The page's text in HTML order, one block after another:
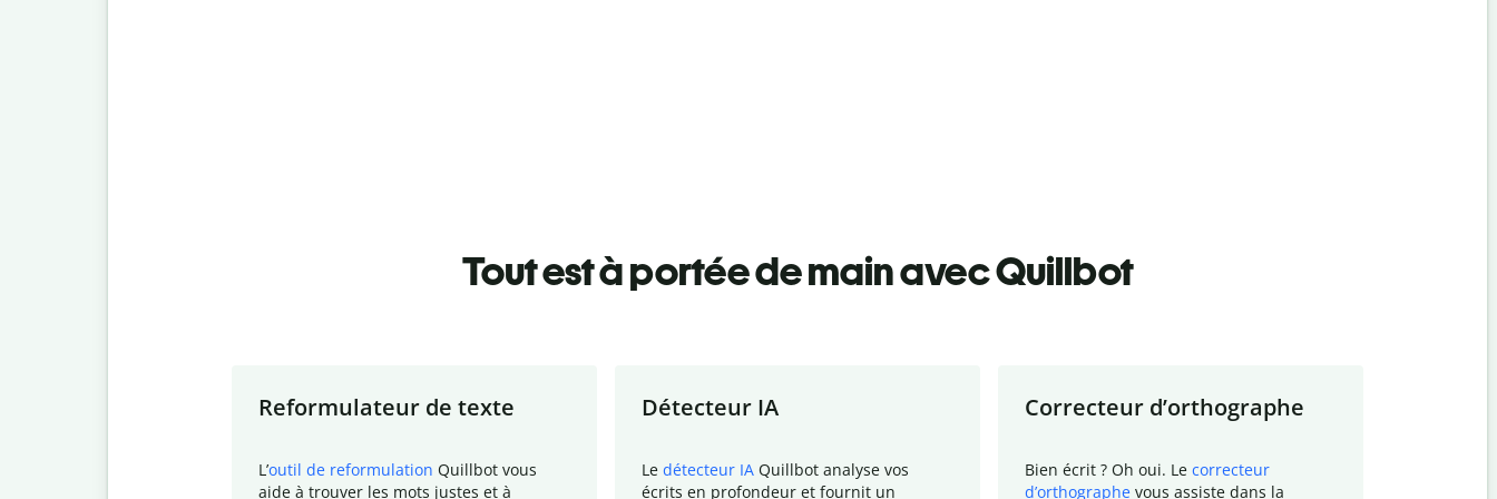
Tout est à portée de main avec Quillbot
Reformulateur de texte
L ’outil de reformulation Quillbot vous
aide à trouver les mots justes et à
Détecteur IA
Le détecteur IA Quillbot analyse vos
écrits en profondeur et fournit un
Correcteur d’orthographe
Bien écrit ? Oh oui. Le correcteur
d’orthographe vous assiste dans la